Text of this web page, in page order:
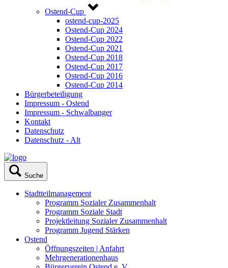
Ostend-Cup
ostend-cup-2025
Ostend-Cup 2024
Ostend-Cup 2022
Ostend-Cup 2021
Ostend-Cup 2018
Ostend-Cup 2017
Ostend-Cup 2016
Ostend-Cup 2014
Bürgerbeteiligung
Impressum - Ostend
Impressum - Schwalbanger
Kontakt
Datenschutz
Datenschutz - Alt
Suche
Stadtteilmanagement
Programm Sozialer Zusammenhalt
Programm Soziale Stadt
Projektleitung Sozialer Zusammenhalt
Programm Jugend Stärken
Ostend
Öffnungszeiten | Anfahrt
Mehrgenerationenhaus